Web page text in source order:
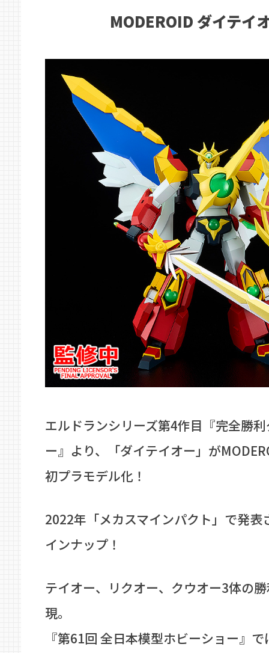
MODEROID ダイテイ
エルドランシリーズ第4作目『完全勝
ー』より、「ダイテイオー」が
初プラモデル化！
2022年「メカスマインパクト」で発表
インナップ！
テイオー、リクオー、クウオー3体の
現。
『第61回 全日本模型ホビーショー』